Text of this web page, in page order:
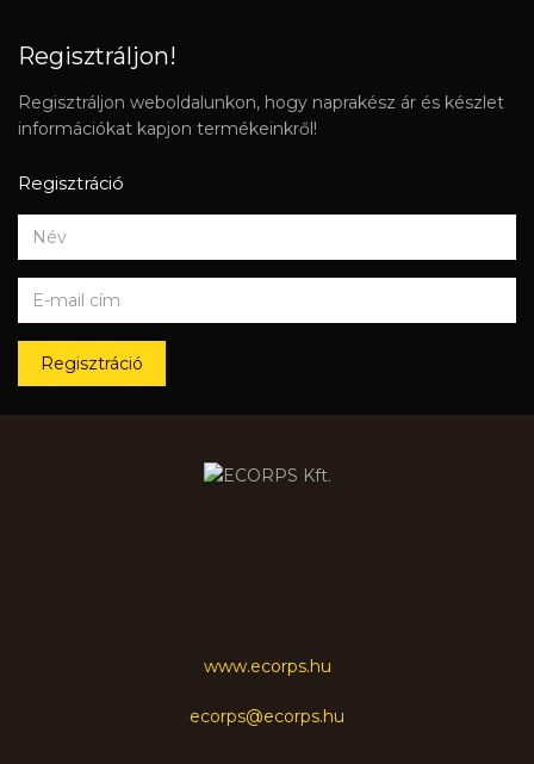
Regisztráljon!
Regisztráljon weboldalunkon, hogy naprakész ár és készlet
információkat kapjon termékeinkről!
Regisztráció
Regisztráció
www.ecorps.hu
ecorps@ecorps.hu